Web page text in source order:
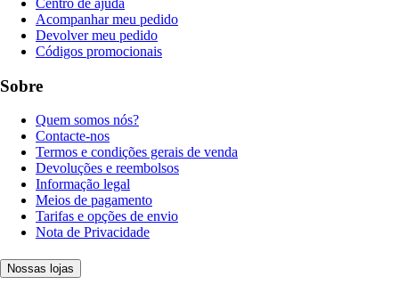
Acompanhar meu pedido
Devolver meu pedido
Códigos promocionais
Sobre
Quem somos nós?
Contacte-nos
Termos e condições gerais de venda
Devoluções e reembolsos
Informação legal
Meios de pagamento
Tarifas e opções de envio
Nota de Privacidade
Nossas lojas